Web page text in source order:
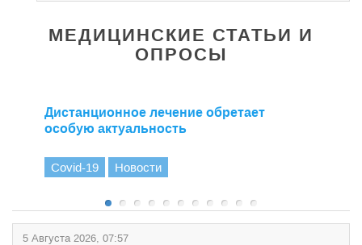
МЕДИЦИНСКИЕ СТАТЬИ И
ОПРОСЫ
Дистанционное лечение обретает
особую актуальность
Covid-19 Новости
5 Августа 2026, 07:57